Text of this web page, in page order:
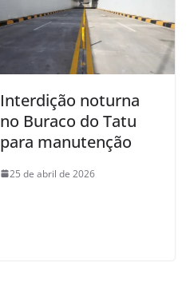
Interdição noturna
no Buraco do Tatu
para manutenção
25 de abril de 2026